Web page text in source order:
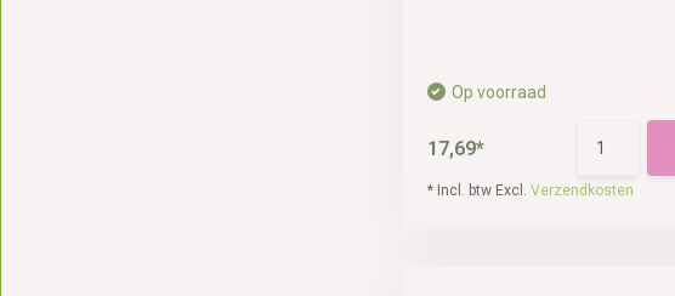
Op voorraad
17,69*
* Incl. btw Excl. Verzendkosten